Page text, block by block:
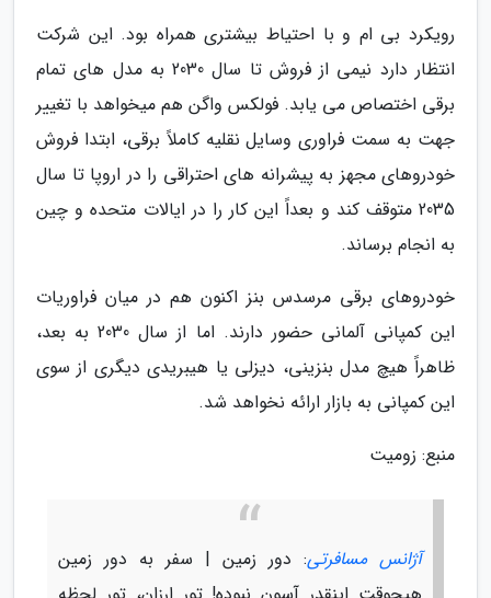
رویکرد بی ام و با احتیاط بیشتری همراه بود. این شرکت
انتظار دارد نیمی از فروش تا سال 2030 به مدل های تمام
برقی اختصاص می یابد. فولکس واگن هم میخواهد با تغییر
جهت به سمت فراوری وسایل نقلیه کاملاً برقی، ابتدا فروش
خودروهای مجهز به پیشرانه های احتراقی را در اروپا تا سال
2035 متوقف کند و بعداً این کار را در ایالات متحده و چین
به انجام برساند.
خودروهای برقی مرسدس بنز اکنون هم در میان فراوریات
این کمپانی آلمانی حضور دارند. اما از سال 2030 به بعد،
ظاهراً هیچ مدل بنزینی، دیزلی یا هیبریدی دیگری از سوی
این کمپانی به بازار ارائه نخواهد شد.
منبع: زومیت
آژانس مسافرتی: دور زمین | سفر به دور زمین